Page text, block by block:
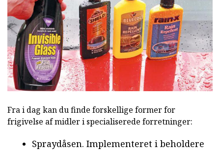
Fra i dag kan du finde forskellige former for
frigivelse af midler i specialiserede forretninger:
Spraydåsen. Implementeret i beholdere